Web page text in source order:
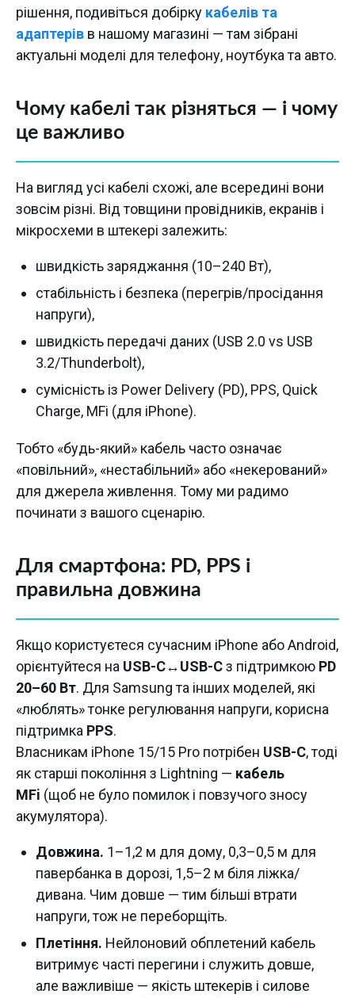
рішення, подивіться добірку кабелів та
адаптерів в нашому магазині — там зібрані
актуальні моделі для телефону, ноутбука та авто.
Чому кабелі так різняться — і чому
це важливо
На вигляд усі кабелі схожі, але всередині вони
зовсім різні. Від товщини провідників, екранів і
мікросхеми в штекері залежить:
швидкість заряджання (10–240 Вт),
стабільність і безпека (перегрів/просідання
напруги),
швидкість передачі даних (USB 2.0 vs USB
3.2/Thunderbolt),
сумісність із Power Delivery (PD), PPS, Quick
Charge, MFi (для iPhone).
Тобто «будь-який» кабель часто означає
«повільний», «нестабільний» або «некерований»
для джерела живлення. Тому ми радимо
починати з вашого сценарію.
Для смартфона: PD, PPS і
правильна довжина
Якщо користуєтеся сучасним iPhone або Android,
орієнтуйтеся на USB-C↔USB-Cз підтримкою PD
20–60 Вт. Для Samsung та інших моделей, які
«люблять» тонке регулювання напруги, корисна
підтримка PPS.
Власникам iPhone 15/15 Pro потрібен USB-C, тоді
як старші покоління з Lightning — кабель
MFi (щоб не було помилок і повзучого зносу
акумулятора).
Довжина. 1–1,2 м для дому, 0,3–0,5 м для
павербанка в дорозі, 1,5–2 м біля ліжка/
дивана. Чим довше — тим більші втрати
напруги, тож не переборщіть.
Плетіння. Нейлоновий обплетений кабель
витримує часті перегини і служить довше,
але важливіше — якість штекерів і силове